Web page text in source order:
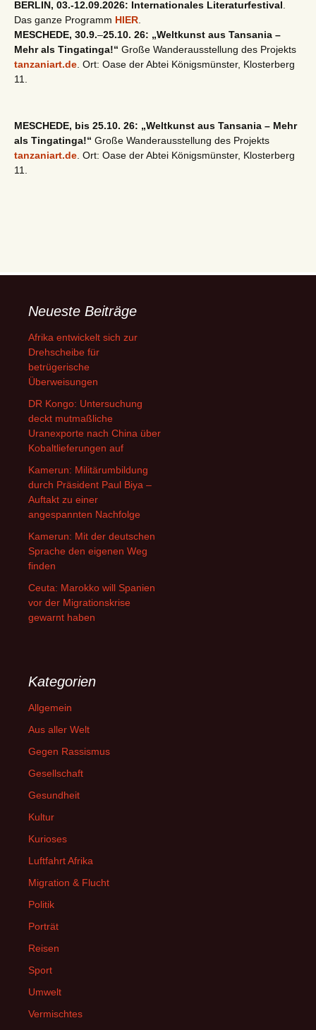
BERLIN, 03.-12.09.2026: Internationales Literaturfestival
Das ganze Programm HIER
MESCHEDE, 30.9.–25.10. 26: „Weltkunst aus Tansania –
Mehr als Tingatinga!“ Große Wanderausstellung des Projekts
tanzaniart.de . Ort: Oase der Abtei Königsmünster, Klosterberg
11.
MESCHEDE, bis 25.10. 26: „Weltkunst aus Tansania – Mehr
als Tingatinga!“ Große Wanderausstellung des Projekts
tanzaniart.de . Ort: Oase der Abtei Königsmünster, Klosterberg
11.
Neueste Beiträge
Afrika entwickelt sich zur
Drehscheibe für
betrügerische
Überweisungen
DR Kongo: Untersuchung
deckt mutmaßliche
Uranexporte nach China über
Kobaltlieferungen auf
Kamerun: Militärumbildung
durch Präsident Paul Biya –
Auftakt zu einer
angespannten Nachfolge
Kamerun: Mit der deutschen
Sprache den eigenen Weg
finden
Ceuta: Marokko will Spanien
vor der Migrationskrise
gewarnt haben
Kategorien
Allgemein
Aus aller Welt
Gegen Rassismus
Gesellschaft
Gesundheit
Kultur
Kurioses
Luftfahrt Afrika
Migration & Flucht
Politik
Porträt
Reisen
Sport
Umwelt
Vermischtes